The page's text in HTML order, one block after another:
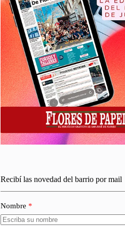
Recibí las novedad del barrio por mail
Nombre